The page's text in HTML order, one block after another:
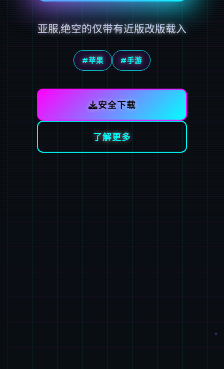
亚服,绝空的仅带有近版改版载入
#苹果 #手游
安全下载
了解更多